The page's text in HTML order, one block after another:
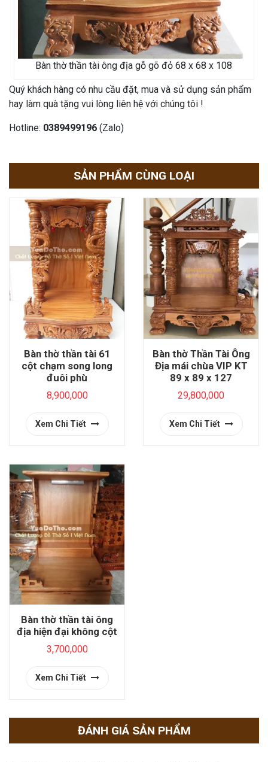
Bàn thờ thần tài ông địa gỗ gõ đỏ 68 x 68 x 108
Quý khách hàng có nhu cầu đặt, mua và sử dụng sản phẩm
hay làm quà tặng vui lòng liên hệ với chúng tôi !
Hotline: 0389499196 (Zalo)
SẢN PHẨM CÙNG LOẠI
Bàn thờ thần tài 61
cột chạm song long
đuôi phù
8,900,000
Xem Chi Tiết
Bàn thờ Thần Tài Ông
Địa mái chùa VIP KT
89 x 89 x 127
29,800,000
Xem Chi Tiết
Bàn thờ thần tài ông
địa hiện đại không cột
3,700,000
Xem Chi Tiết
ĐÁNH GIÁ SẢN PHẨM